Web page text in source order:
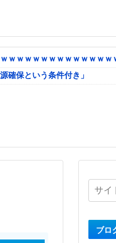
ｗｗｗｗｗｗｗｗｗｗｗｗｗ
確保という条件付き」
ブロ